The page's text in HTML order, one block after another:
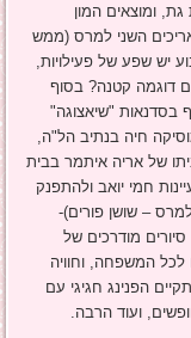
ומוצאים המון
השני למרס (ממש
יש שפע של פעילויות,
דוגמה קטנה? בסוף
בסדנאות "שיאצוגה"
חיה בנתיב הל"ה,
של אריה איתמר בבית
חמי יואב ולהתפנק
"אקויה"? למשל בסוף השבוע השלישי (13 למרס – שושן פורים)-
מודרכים של
המשפחה, וחוויה
הפנינג חגיגי עם
ועוד הרבה.